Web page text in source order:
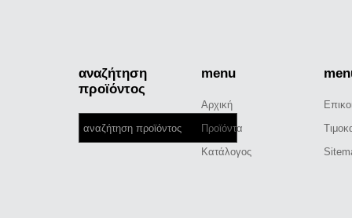
αναζήτηση
προϊόντος
menu
Αρχική
Προϊόντα
Κατάλογος